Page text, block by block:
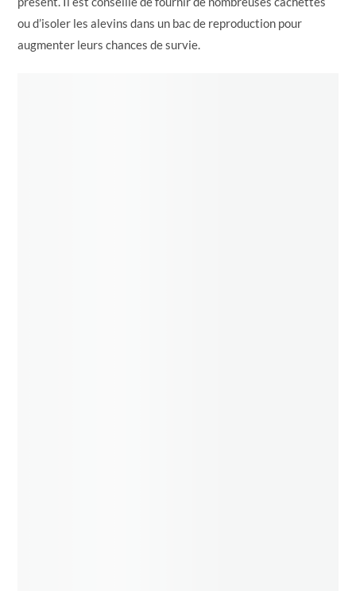
ou d’isoler les alevins dans un bac de reproduction pour
augmenter leurs chances de survie.